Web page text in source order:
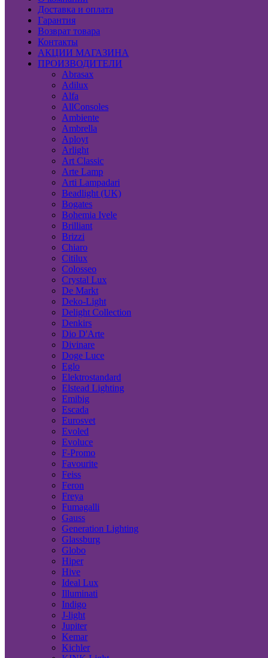
Доставка и оплата
Гарантия
Возврат товара
Контакты
АКЦИИ МАГАЗИНА
ПРОИЗВОДИТЕЛИ
Abrasax
Adilux
Alfa
AllConsoles
Ambiente
Ambrella
Aployt
Arlight
Art Classic
Arte Lamp
Arti Lampadari
Beadlight (UK)
Bogates
Bohemia Ivele
Brilliant
Brizzi
Chiaro
Citilux
Colosseo
Crystal Lux
De Markt
Deko-Light
Delight Collection
Denkirs
Dio D'Arte
Divinare
Doge Luce
Eglo
Elektrostandard
Elstead Lighting
Emibig
Escada
Eurosvet
Evoled
Evoluce
F-Promo
Favourite
Feiss
Feron
Freya
Fumagalli
Gauss
Generation Lighting
Glassburg
Globo
Hiper
Hive
Ideal Lux
Illuminati
Indigo
J-light
Jupiter
Kemar
Kichler